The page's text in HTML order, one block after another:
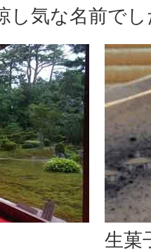
し気な名前で
生菓